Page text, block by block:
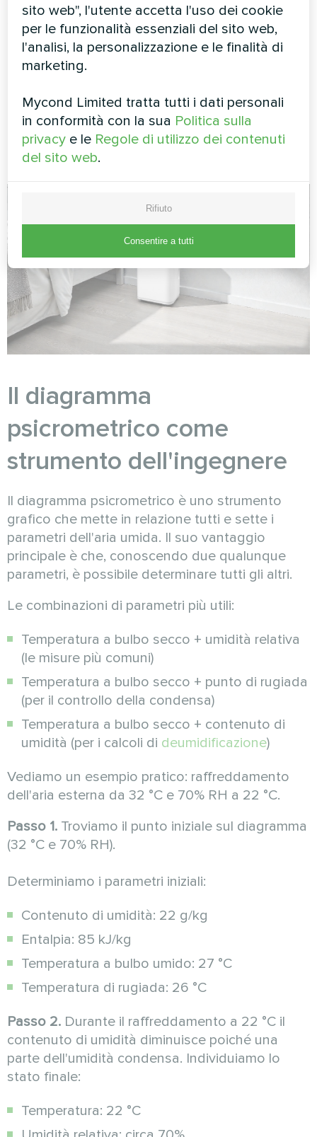
meccanico) è possibile raffreddare l'aria di circa
10–11 °C. È il principio di funzionamento delle
torri di raffreddamento, degliumidificatori
adiabatici e dei raffrescatori evaporativi.
Nel diagramma psicrometrico le linee della
temperatura a bulbo umido sono quasi parallele
a quelle dell'entalpia, ma con un'angolazione
leggermente diversa.
Il diagramma
psicrometrico come
strumento dell'ingegnere
Il diagramma psicrometrico è uno strumento
grafico che mette in relazione tutti e sette i
parametri dell'aria umida. Il suo vantaggio
principale è che, conoscendo due qualunque
parametri, è possibile determinare tutti gli altri.
Le combinazioni di parametri più utili:
Temperatura a bulbo secco + umidità relativa
(le misure più comuni)
Temperatura a bulbo secco + punto di rugiada
(per il controllo della condensa)
Temperatura a bulbo secco + contenuto di
umidità (per i calcoli di deumidificazione)
Vediamo un esempio pratico: raffreddamento
dell'aria esterna da 32 °C e 70% RH a 22 °C.
Passo 1. Troviamo il punto iniziale sul diagramma
(32 °C e 70% RH).
Determiniamo i parametri iniziali:
Contenuto di umidità: 22 g/kg
Entalpia: 85 kJ/kg
Temperatura a bulbo umido: 27 °C
Temperatura di rugiada: 26 °C
Passo 2. Durante il raffreddamento a 22 °C il
contenuto di umidità diminuisce poiché una
parte dell'umidità condensa. Individuiamo lo
stato finale:
Temperatura: 22 °C
sito web", l'utente accetta l'uso dei cookie
per le funzionalità essenziali del sito web,
l'analisi, la personalizzazione e le finalità di
marketing.
Mycond Limited tratta tutti i dati personali
in conformità con la sua Politica sulla
privacy e le Regole di utilizzo dei contenuti
del sito web.
Rifiuto
Consentire a tutti